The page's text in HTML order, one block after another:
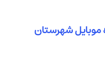
موبایل شهرستان